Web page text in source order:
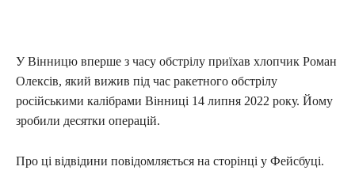
У Вінницю вперше з часу обстрілу приїхав хлопчик Роман
Олексів, який вижив під час ракетного обстрілу
російськими калібрами Вінниці 14 липня 2022 року. Йому
зробили десятки операцій.
Про ці відвідини повідомляється на сторінці у Фейсбуці.